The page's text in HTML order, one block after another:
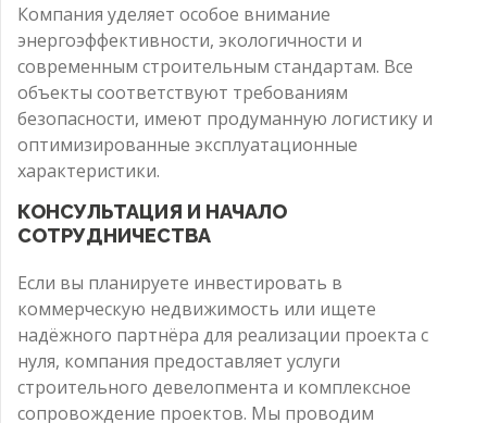
Компания уделяет особое внимание
энергоэффективности, экологичности и
современным строительным стандартам. Все
объекты соответствуют требованиям
безопасности, имеют продуманную логистику и
оптимизированные эксплуатационные
характеристики.
КОНСУЛЬТАЦИЯ И НАЧАЛО
СОТРУДНИЧЕСТВА
Если вы планируете инвестировать в
коммерческую недвижимость или ищете
надёжного партнёра для реализации проекта с
нуля, компания предоставляет услуги
строительного девелопмента и комплексное
сопровождение проектов. Мы проводим